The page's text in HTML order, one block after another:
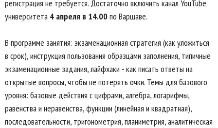
регистрация не требуется. Достаточно включить канал YouTube
университета 4 апреля в 14.00по Варшаве.
В программе занятия: экзаменационная стратегия (как уложиться
в срок), инструкция пользования образцами заполнения, типичные
экзаменационные задания, лайфхаки - как писать ответы на
открытые вопросы, чтобы не потерять очки. Темы для базового
уровня: базовые действия с цифрами, алгебра, логарифмы,
равенства и неравенства, функции (линейная и квадратная),
последовательности, тригонометрия, планиметрия, аналитическая